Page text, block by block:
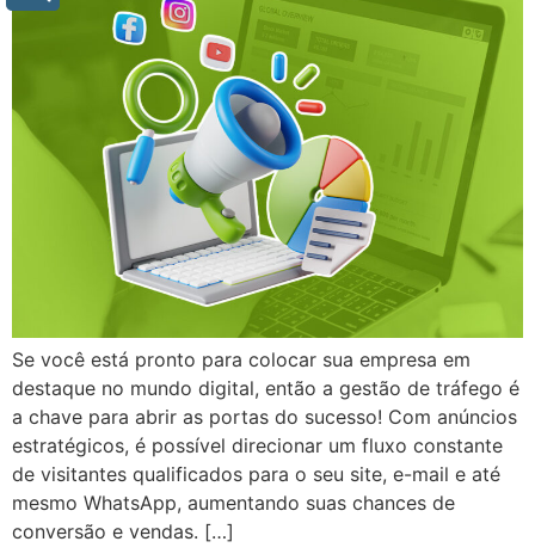
Se você está pronto para colocar sua empresa em
destaque no mundo digital, então a gestão de tráfego é
a chave para abrir as portas do sucesso! Com anúncios
estratégicos, é possível direcionar um fluxo constante
de visitantes qualificados para o seu site, e-mail e até
mesmo WhatsApp, aumentando suas chances de
conversão e vendas. […]